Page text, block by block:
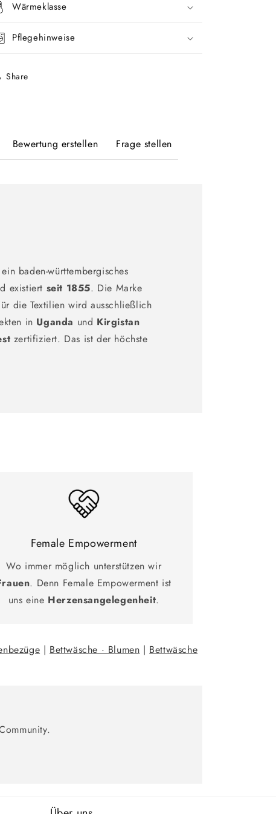
Wärmeklasse
Pflegehinweise
Share
Bewertung erstellen Frage stellen
baden-württembergisches
existiert seit 1855. Die Marke
die Textilien wird ausschließlich
in Uganda und Kirgistan
zertifiziert. Das ist der höchste
Female Empowerment
Wo immer möglich unterstützen wir
. Denn Female Empowerment ist
uns eine Herzensangelegenheit.
| Bettwäsche · Blumen | Bettwäsche